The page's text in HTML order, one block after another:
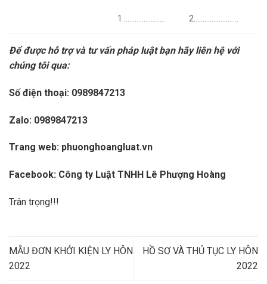
1…………………… 2…………………….
Để được hỗ trợ và tư vấn pháp luật bạn hãy liên hệ với
chúng tôi qua:
Số điện thoại: 0989847213
Zalo: 0989847213
Trang web: phuonghoangluat.vn
Facebook: Công ty Luật TNHH Lê Phượng Hoàng
Trân trọng!!!
MẪU ĐƠN KHỞI KIỆN LY HÔN
2022
HỒ SƠ VÀ THỦ TỤC LY HÔN
2022